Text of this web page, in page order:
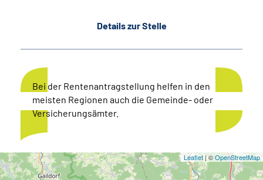
Details zur Stelle
Bei der Rentenantragstellung helfen in den
meisten Regionen auch die Gemeinde- oder
Versicherungsämter.
Leaflet | ©OpenStreetMap